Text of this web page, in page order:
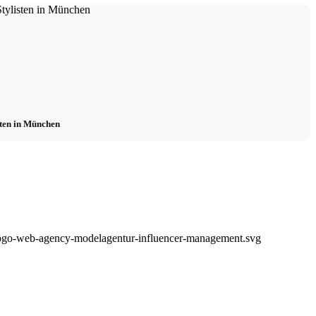
in München
web-agency-modelagentur-influencer-management.svg